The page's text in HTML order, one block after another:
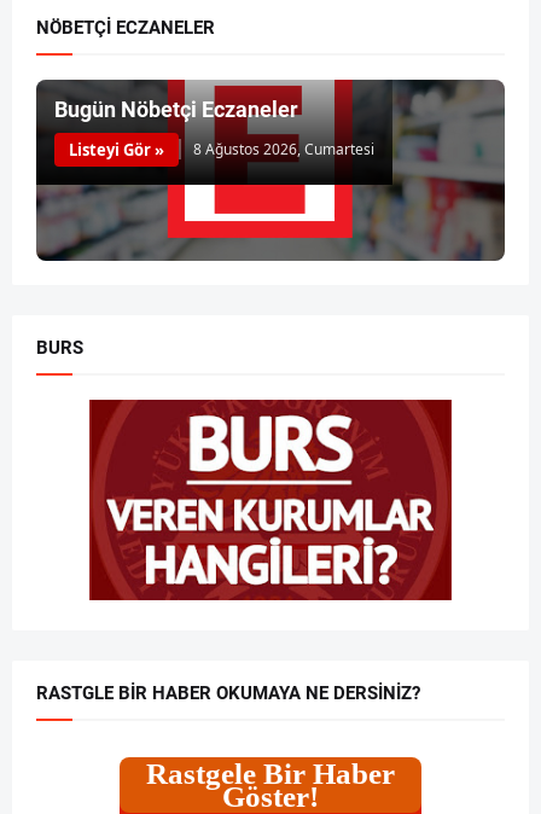
NÖBETÇİ ECZANELER
Bugün Nöbetçi Eczaneler
Listeyi Gör » 8 Ağustos 2026, Cumartesi
BURS
RASTGLE BIR HABER OKUMAYA NE DERSINIZ?
Rastgele Bir Haber
Göster!